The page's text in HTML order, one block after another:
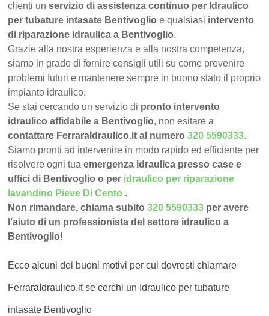
clienti unservizio di assistenza continuo per Idraulico
per tubature intasate Bentivoglio e qualsiasi intervento
di riparazione idraulica a Bentivoglio.
Grazie alla nostra esperienza e alla nostra competenza,
siamo in grado di fornire consigli utili su come prevenire
problemi futuri e mantenere sempre in buono stato il proprio
impianto idraulico.
Se stai cercando un servizio di pronto intervento
idraulico affidabile a Bentivoglio, non esitare a
contattare FerraraIdraulico.it al numero320 5590333.
Siamo pronti ad intervenire in modo rapido ed efficiente per
risolvere ogni tuaemergenza idraulica presso case e
uffici di Bentivoglio o per idraulico per riparazione
lavandino Pieve Di Cento .
Non rimandare, chiama subito320 5590333 per avere
l’aiuto di un professionista del settore idraulico a
Bentivoglio!
Ecco alcuni dei buoni motivi per cui dovresti chiamare
FerraraIdraulico.it se cerchi un Idraulico per tubature
intasate Bentivoglio